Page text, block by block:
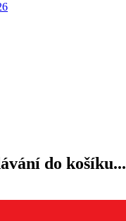
do košíku...